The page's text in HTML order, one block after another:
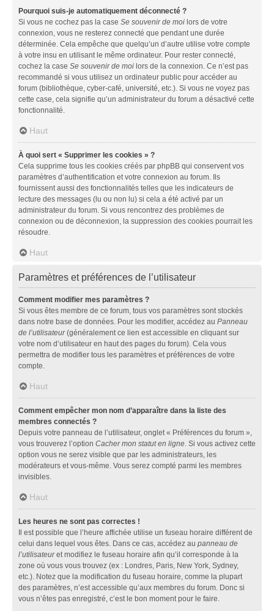
Pourquoi suis-je automatiquement déconnecté ?
Si vous ne cochez pas la case Se souvenir de moi lors de votre
connexion, vous ne resterez connecté que pendant une durée
déterminée. Cela empêche que quelqu’un d’autre utilise votre compte
à votre insu en utilisant le même ordinateur. Pour rester connecté,
cochez la case Se souvenir de moi lors de la connexion. Ce n’est pas
recommandé si vous utilisez un ordinateur public pour accéder au
forum (bibliothèque, cyber-café, université, etc.). Si vous ne voyez pas
cette case, cela signifie qu’un administrateur du forum a désactivé cette
fonctionnalité.
Haut
À quoi sert « Supprimer les cookies » ?
Cela supprime tous les cookies créés par phpBB qui conservent vos
paramètres d’authentification et votre connexion au forum. Ils
fournissent aussi des fonctionnalités telles que les indicateurs de
lecture des messages (lu ou non lu) si cela a été activé par un
administrateur du forum. Si vous rencontrez des problèmes de
connexion ou de déconnexion, la suppression des cookies pourrait les
résoudre.
Haut
Paramètres et préférences de l’utilisateur
Comment modifier mes paramètres ?
Si vous êtes membre de ce forum, tous vos paramètres sont stockés
dans notre base de données. Pour les modifier, accédez au Panneau
de l’utilisateur(généralement ce lien est accessible en cliquant sur
votre nom d’utilisateur en haut des pages du forum). Cela vous
permettra de modifier tous les paramètres et préférences de votre
compte.
Haut
Comment empêcher mon nom d’apparaître dans la liste des
membres connectés ?
Depuis votre panneau de l’utilisateur, onglet « Préférences du forum »,
vous trouverez l’option Cacher mon statut en ligne. Si vous activez cette
option vous ne serez visible que par les administrateurs, les
modérateurs et vous-même. Vous serez compté parmi les membres
invisibles.
Haut
Les heures ne sont pas correctes !
Il est possible que l’heure affichée utilise un fuseau horaire différent de
celui dans lequel vous êtes. Dans ce cas, accédez au panneau de
l’utilisateuret modifiez le fuseau horaire afin qu’il corresponde à la
zone où vous vous trouvez (ex : Londres, Paris, New York, Sydney,
etc.). Notez que la modification du fuseau horaire, comme la plupart
des paramètres, n’est accessible qu’aux membres du forum. Donc si
vous n’êtes pas enregistré, c’est le bon moment pour le faire.